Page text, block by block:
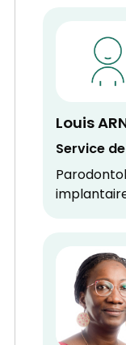
Louis
Service